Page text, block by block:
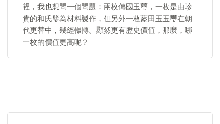
裡，我也想問一個問題：兩枚傳國玉璽，一枚是由珍
貴的和氏璧為材料製作，但另外一枚藍田玉玉璽在朝
代更替中，幾經輾轉。顯然更有歷史價值，那麼，哪
一枚的價值更高呢？